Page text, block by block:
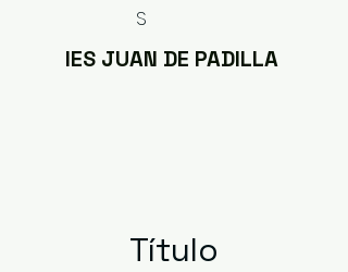
S
IES JUAN DE PADILLA
Título